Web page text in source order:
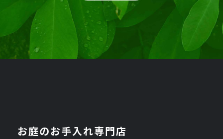
お庭のお手入れ専門店